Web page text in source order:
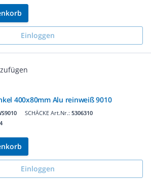
Einloggen
400x80mm Alu reinweiß 9010
SCHÄCKE Art.Nr.: 5306310
Einloggen